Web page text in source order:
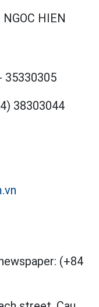
NGOC HIEN
35330305
38303044
(+84